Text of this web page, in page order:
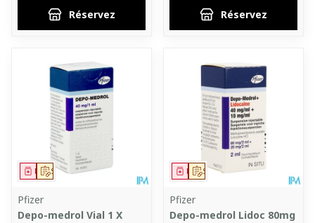
Réservez Réservez
Sur prescription
Médicament
Pfizer
Depo-medrol Vial 1 X
Sur prescription
Médicament
Pfizer
Depo-medrol Lidoc 80mg